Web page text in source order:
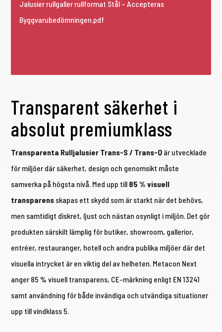
Jalusier rullgaller rullformat Stål – Accepteras
Byggvarubedömningen.pdf
Transparent säkerhet i
absolut premiumklass
Transparenta Rulljalusier Trans-S / Trans-Q är utvecklade
för miljöer där säkerhet, design och genomsikt måste
samverka på högsta nivå. Med upp till 85 % visuell
transparens skapas ett skydd som är starkt när det behövs,
men samtidigt diskret, ljust och nästan osynligt i miljön. Det gör
produkten särskilt lämplig för butiker, showroom, gallerior,
entréer, restauranger, hotell och andra publika miljöer där det
visuella intrycket är en viktig del av helheten. Metacon Next
anger 85 % visuell transparens, CE-märkning enligt EN 13241
samt användning för både invändiga och utvändiga situationer
upp till vindklass 5.